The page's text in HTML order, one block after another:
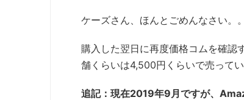
ケーズさん、ほんとごめんなさい。
購入した翌日に再度価格コムを確
舗くらいは4,500円くらいで売って
追記：現在2019年9月ですが、